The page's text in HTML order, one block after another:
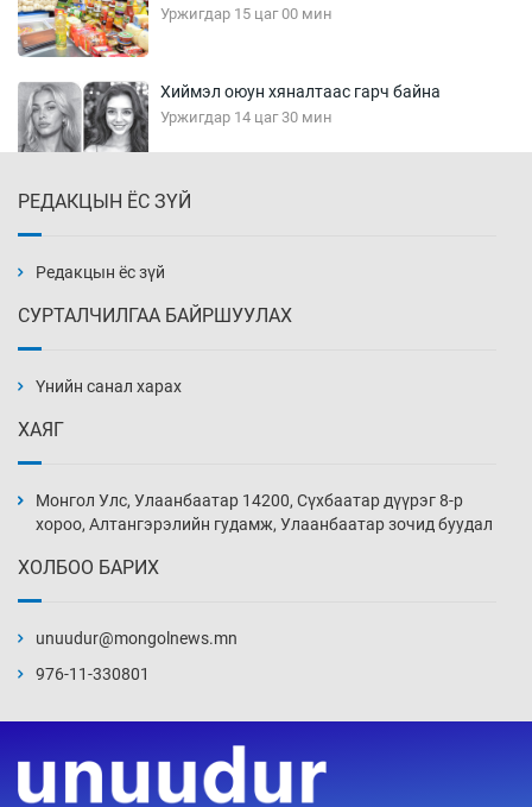
Уржигдар 15 цаг 00 мин
Хиймэл оюун хяналтаас гарч байна
Уржигдар 14 цаг 30 мин
Уржигдар 14 цаг 00 мин
нэмэгджээ
Уржигдар 13 цаг 30 мин
Уржигдар 13 цаг 00 мин
Уржигдар 12 цаг 30 мин
РЕДАКЦЫН ЁС ЗҮЙ
Редакцын ёс зүй
СУРТАЛЧИЛГАА БАЙРШУУЛАХ
Үнийн санал харах
ХАЯГ
Монгол Улс, Улаанбаатар 14200, Сүхбаатар дүүрэг 8-р
хороо, Алтангэрэлийн гудамж, Улаанбаатар зочид буудал
ХОЛБОО БАРИХ
unuudur@mongolnews.mn
976-11-330801